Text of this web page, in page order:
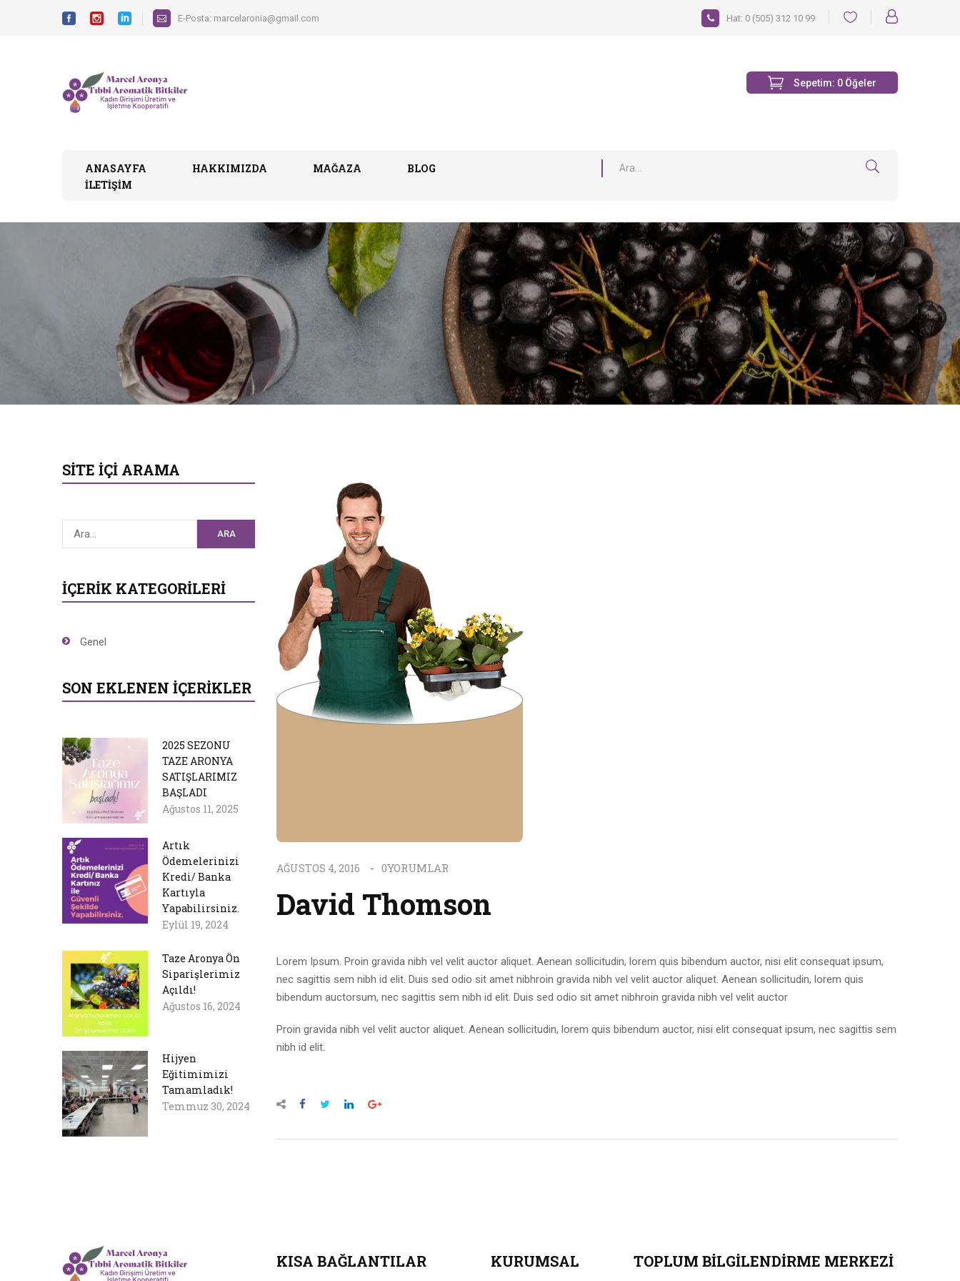
E-Posta: marcelaronia@gmail.com Hat: 0 (505) 312 10 99
Sepetim: 0 Öğeler
ANASAYFA HAKKIMIZDA MAĞAZA
BLOG
İLETIŞIM
SITE İÇI ARAMA
ARA
İÇERIK KATEGORILERI
Genel
SON EKLENEN İÇERIKLER
2025 SEZONU
TAZE ARONYA
SATIŞLARIMIZ
BAŞLADI
Ağustos 11, 2025
Artık
Ödemelerinizi
Kredi/ Banka
Kartıyla
Yapabilirsiniz.
Eylül 19, 2024
Taze Aronya Ön
Siparişlerimiz
Açıldı!
Ağustos 16, 2024
Hijyen
Eğitimimizi
Tamamladık!
Temmuz 30, 2024
AĞUSTOS 4, 2016 0YORUMLAR
David Thomson
Lorem Ipsum. Proin gravida nibh vel velit auctor aliquet. Aenean sollicitudin, lorem quis bibendum auctor, nisi elit consequat ipsum,
nec sagittis sem nibh id elit. Duis sed odio sit amet nibhroin gravida nibh vel velit auctor aliquet. Aenean sollicitudin, lorem quis
bibendum auctorsum, nec sagittis sem nibh id elit. Duis sed odio sit amet nibhroin gravida nibh vel velit auctor
Proin gravida nibh vel velit auctor aliquet. Aenean sollicitudin, lorem quis bibendum auctor, nisi elit consequat ipsum, nec sagittis sem
nibh id elit.
KISA BAĞLANTILAR KURUMSAL TOPLUM BILGILENDIRME MERKEZI